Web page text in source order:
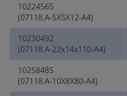
10224565
(07118.A-5X5X12-A4)
10230492
(07118.A-22x14x110-A4)
10258485
(07118.A-10X8X80-A4)